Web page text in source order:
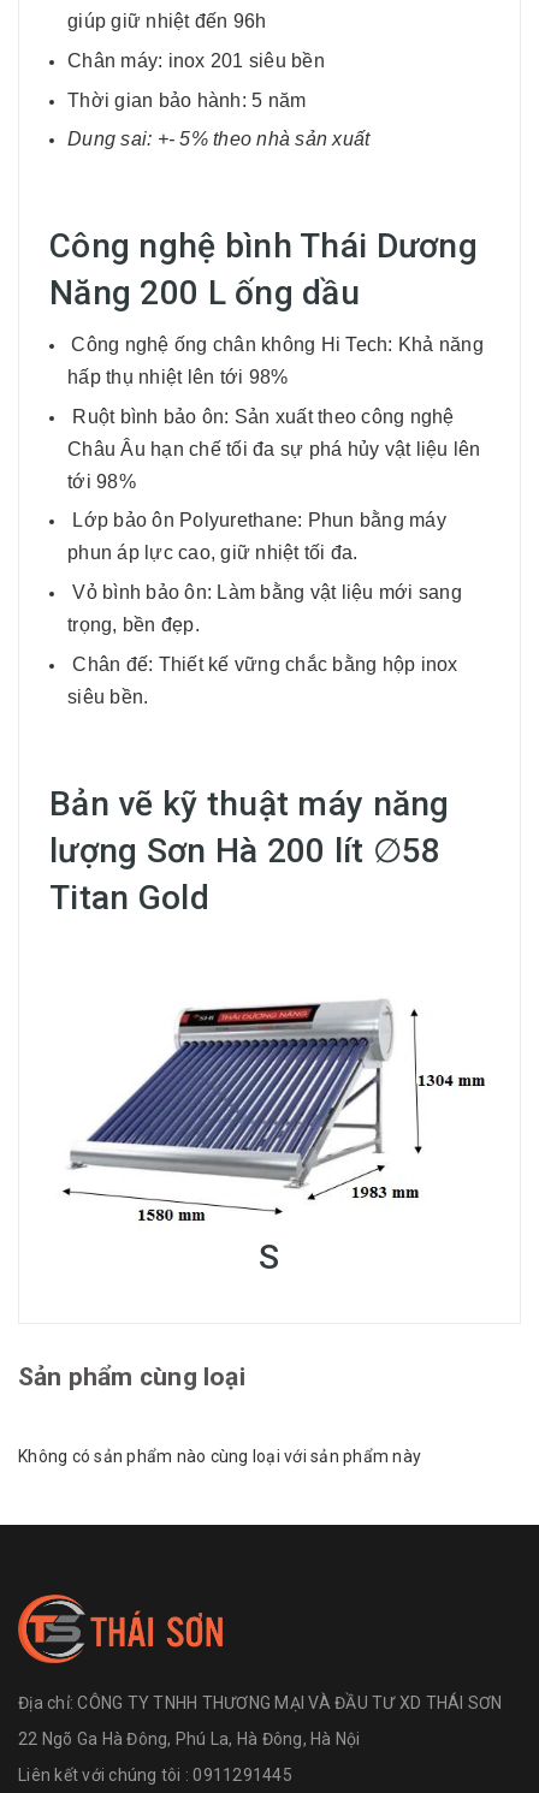
giúp giữ nhiệt đến 96h
Chân máy: inox 201 siêu bền
Thời gian bảo hành: 5 năm
Dung sai: +- 5% theo nhà sản xuất
Công nghệ bình Thái Dương
Năng 200 L ống dầu
Công nghệ ống chân không Hi Tech: Khả năng
hấp thụ nhiệt lên tới 98%
Ruột bình bảo ôn: Sản xuất theo công nghệ
Châu Âu hạn chế tối đa sự phá hủy vật liệu lên
tới 98%
Lớp bảo ôn Polyurethane: Phun bằng máy
phun áp lực cao, giữ nhiệt tối đa.
Vỏ bình bảo ôn: Làm bằng vật liệu mới sang
trọng, bền đẹp.
Chân đế: Thiết kế vững chắc bằng hộp inox
siêu bền.
Bản vẽ kỹ thuật máy năng
lượng Sơn Hà 200 lít ∅58
Titan Gold
S
Sản phẩm cùng loại
Không có sản phẩm nào cùng loại với sản phẩm này
Địa chỉ:CÔNG TY TNHH THƯƠNG MẠI VÀ ĐẦU TƯ XD THÁI SƠN
22 Ngõ Ga Hà Đông, Phú La, Hà Đông, Hà Nội
Liên kết với chúng tôi : 0911291445